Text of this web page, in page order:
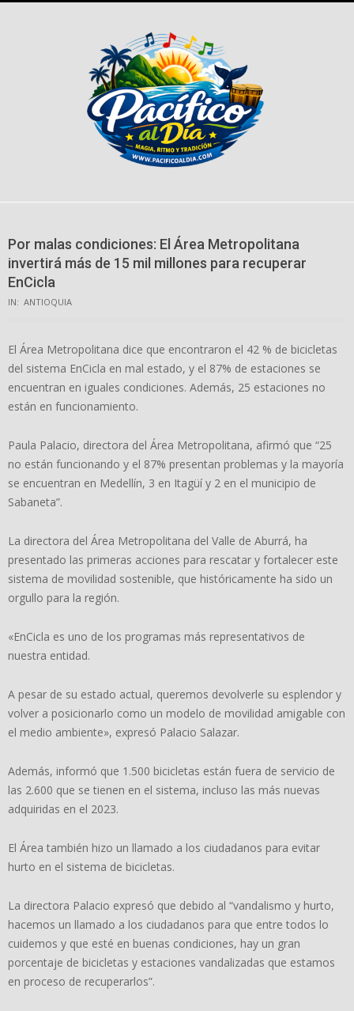
Por malas condiciones: El Área Metropolitana
invertirá más de 15 mil millones para recuperar
EnCicla
IN: ANTIOQUIA
El Área Metropolitana dice que encontraron el 42 % de bicicletas
del sistema EnCicla en mal estado, y el 87% de estaciones se
encuentran en iguales condiciones. Además, 25 estaciones no
están en funcionamiento.
Paula Palacio, directora del Área Metropolitana, afirmó que “25
no están funcionando y el 87% presentan problemas y la mayoría
se encuentran en Medellín, 3 en Itagüí y 2 en el municipio de
Sabaneta”.
La directora del Área Metropolitana del Valle de Aburrá, ha
presentado las primeras acciones para rescatar y fortalecer este
sistema de movilidad sostenible, que históricamente ha sido un
orgullo para la región.
«EnCicla es uno de los programas más representativos de
nuestra entidad.
A pesar de su estado actual, queremos devolverle su esplendor y
volver a posicionarlo como un modelo de movilidad amigable con
el medio ambiente», expresó Palacio Salazar.
Además, informó que 1.500 bicicletas están fuera de servicio de
las 2.600 que se tienen en el sistema, incluso las más nuevas
adquiridas en el 2023.
El Área también hizo un llamado a los ciudadanos para evitar
hurto en el sistema de bicicletas.
La directora Palacio expresó que debido al “vandalismo y hurto,
hacemos un llamado a los ciudadanos para que entre todos lo
cuidemos y que esté en buenas condiciones, hay un gran
porcentaje de bicicletas y estaciones vandalizadas que estamos
en proceso de recuperarlos”.